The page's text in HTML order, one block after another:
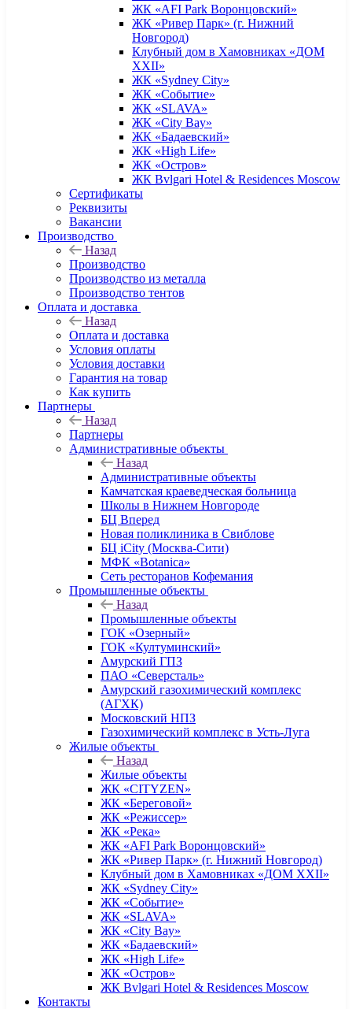
ЖК «AFI Park Воронцовский»
ЖК «Ривер Парк» (г. Нижний
Новгород)
Клубный дом в Хамовниках «ДОМ
XXII»
ЖК «Sydney City»
ЖК «Событие»
ЖК «SLAVA»
ЖК «City Bay»
ЖК «Бадаевский»
ЖК «High Life»
ЖК «Остров»
ЖК Bvlgari Hotel & Residences Moscow
Сертификаты
Реквизиты
Вакансии
Производство
Назад
Производство
Производство из металла
Производство тентов
Оплата и доставка
Назад
Оплата и доставка
Условия оплаты
Условия доставки
Гарантия на товар
Как купить
Партнеры
Назад
Партнеры
Административные объекты
Назад
Административные объекты
Камчатская краеведческая больница
Школы в Нижнем Новгороде
БЦ Вперед
Новая поликлиника в Свиблове
БЦ iCity (Москва-Сити)
МФК «Botanica»
Сеть ресторанов Кофемания
Промышленные объекты
Назад
Промышленные объекты
ГОК «Озерный»
ГОК «Култуминский»
Амурский ГПЗ
ПАО «Северсталь»
Амурский газохимический комплекс
(АГХК)
Московский НПЗ
Газохимический комплекс в Усть-Луга
Жилые объекты
Назад
Жилые объекты
ЖК «CITYZEN»
ЖК «Береговой»
ЖК «Режиссер»
ЖК «Река»
ЖК «AFI Park Воронцовский»
ЖК «Ривер Парк» (г. Нижний Новгород)
Клубный дом в Хамовниках «ДОМ XXII»
ЖК «Sydney City»
ЖК «Событие»
ЖК «SLAVA»
ЖК «City Bay»
ЖК «Бадаевский»
ЖК «High Life»
ЖК «Остров»
ЖК Bvlgari Hotel & Residences Moscow
Контакты